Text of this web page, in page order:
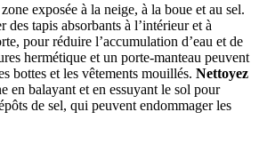
exposée à la neige, à la boue et au sel.
des tapis absorbants à l’intérieur et à
pour réduire l’accumulation d’eau et de
hermétique et un porte-manteau peuvent
bottes et les vêtements mouillés. Nettoyez
en balayant et en essuyant le sol pour
de sel, qui peuvent endommager les